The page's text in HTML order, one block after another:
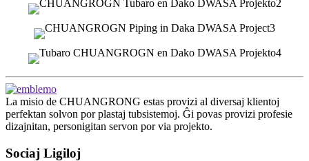
La misio de CHUANGRONG estas provizi al diversaj klientoj
perfektan solvon por plastaj tubsistemoj. Ĝi povas provizi profesie
dizajnitan, personigitan servon por via projekto.
Sociaj Ligiloj